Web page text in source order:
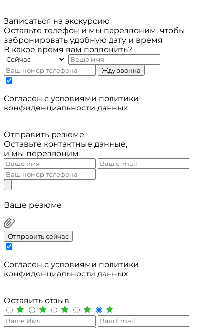
Записаться на экскурсию
Оставьте телефон и мы перезвоним, чтобы
забронировать удобную дату и время
В какое время вам позвонить?
Жду звонка
Cогласен с условиями политики
конфиденциальности данных
Отправить резюме
Оставьте контактные данные,
и мы перезвоним
Ваше резюме
Отправить сейчас
Cогласен с условиями политики
конфиденциальности данных
Оставить отзыв